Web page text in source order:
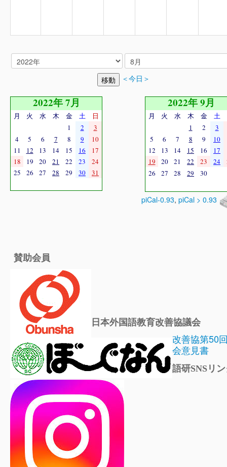
＜今日＞
2022年 7月
月 火 水 木 金 土
日
1
2
3
4
5 6 7 8 9
10
11
12 13 14 15 16
17
18
19 20 21 22 23
24
25
26 27 28 29 30 31
2022年 9月
月 火 水 木 金 土
1
2
3
5
6 7 8 9 10
12
13 14 15 16 17
19
20 21 22 23 24
26
27 28 29 30
piCal-0.93, piCal > 0.93
賛助会員
日本外国語教育改善協議会
改善協第50
会意見書
語研SNSリ